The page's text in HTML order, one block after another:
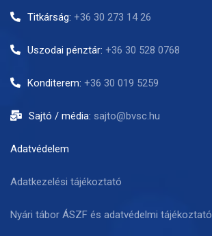
Titkárság: +36 30 273 14 26
Uszodai pénztár: +36 30 528 0768
Konditerem: +36 30 019 5259
Sajtó / média: sajto@bvsc.hu
Adatvédelem
Adatkezelési tájékoztató
Nyári tábor ÁSZF és adatvédelmi tájékoztató